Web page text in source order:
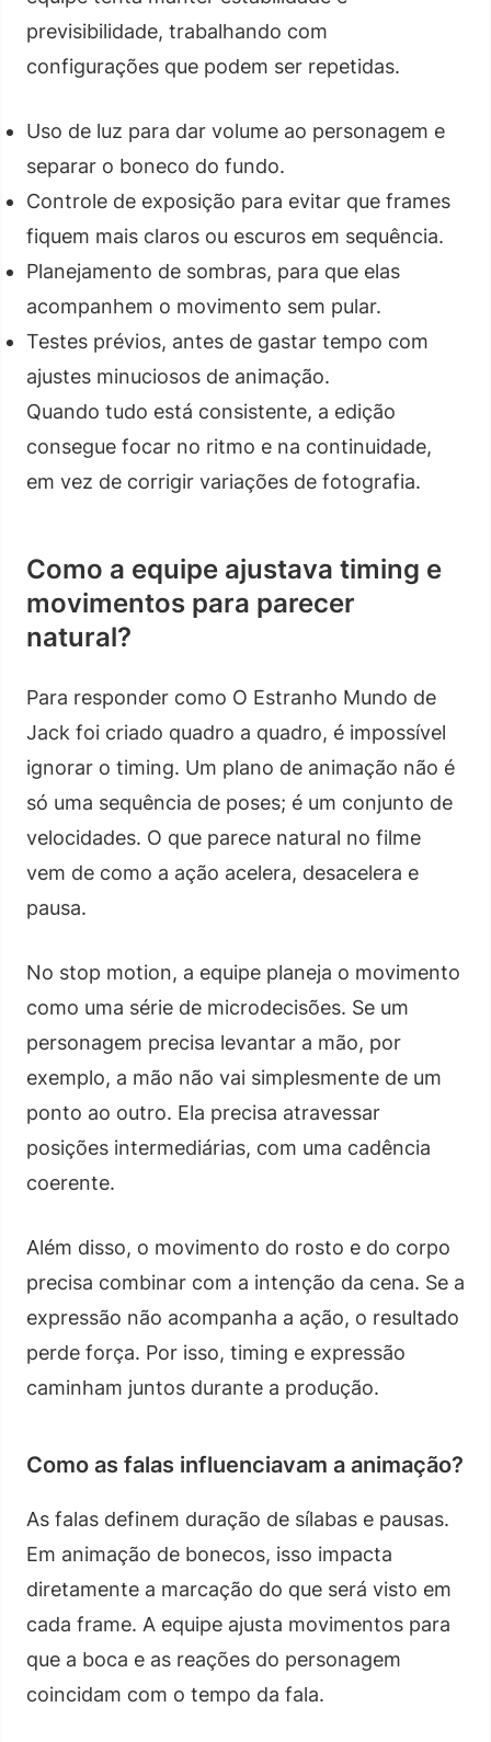
previsibilidade, trabalhando com
configurações que podem ser repetidas.
Uso de luz para dar volume ao personagem e
separar o boneco do fundo.
Controle de exposição para evitar que frames
fiquem mais claros ou escuros em sequência.
Planejamento de sombras, para que elas
acompanhem o movimento sem pular.
Testes prévios, antes de gastar tempo com
ajustes minuciosos de animação.
Quando tudo está consistente, a edição
consegue focar no ritmo e na continuidade,
em vez de corrigir variações de fotografia.
Como a equipe ajustava timing e
movimentos para parecer
natural?
Para responder como O Estranho Mundo de
Jack foi criado quadro a quadro, é impossível
ignorar o timing. Um plano de animação não é
só uma sequência de poses; é um conjunto de
velocidades. O que parece natural no filme
vem de como a ação acelera, desacelera e
pausa.
No stop motion, a equipe planeja o movimento
como uma série de microdecisões. Se um
personagem precisa levantar a mão, por
exemplo, a mão não vai simplesmente de um
ponto ao outro. Ela precisa atravessar
posições intermediárias, com uma cadência
coerente.
Além disso, o movimento do rosto e do corpo
precisa combinar com a intenção da cena. Se a
expressão não acompanha a ação, o resultado
perde força. Por isso, timing e expressão
caminham juntos durante a produção.
Como as falas influenciavam a animação?
As falas definem duração de sílabas e pausas.
Em animação de bonecos, isso impacta
diretamente a marcação do que será visto em
cada frame. A equipe ajusta movimentos para
que a boca e as reações do personagem
coincidam com o tempo da fala.